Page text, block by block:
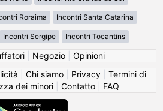
Roraima Incontri Santa Catarina
Incontri Sergipe Incontri Tocantins
| Negozio| Opinioni
Chi siamo| Privacy| Termini di
dei minori| Contatto| FAQ